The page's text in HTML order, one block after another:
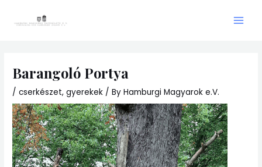
Barangoló Portya
/cserkészet,gyerekek / ByHamburgi Magyarok e.V.